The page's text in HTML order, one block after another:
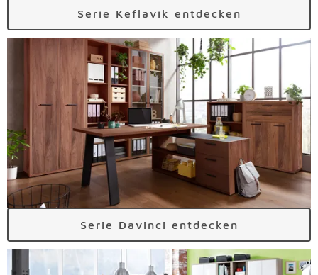
Serie Keflavik entdecken
Serie Davinci entdecken